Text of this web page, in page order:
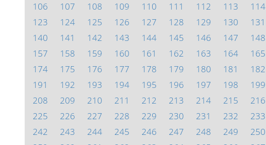
106
107 108 109 110 111 112 113 114
123
124 125 126 127 128 129 130 131
140
141 142 143 144 145 146 147 148
157
158 159 160 161 162 163 164 165
174
175 176 177 178 179 180 181 182
191
192 193 194 195 196 197 198 199
208
209 210 211 212 213 214 215 216
225
226 227 228 229 230 231 232 233
242
243 244 245 246 247 248 249 250